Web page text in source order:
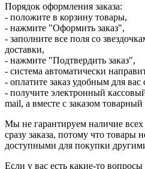
Порядок оформления заказа:
- положите в корзину товары,
- нажмите "Оформить заказ",
- заполните все поля со
доставки,
- нажмите "Подтвердить заказ",
- система автоматически
- оплатите заказ удобным для вас
- получите электронный
mail, а вместе с заказом товарный
Мы не гарантируем наличие
сразу заказа, потому что товары
доступными для покупки
Если у вас есть какие-то